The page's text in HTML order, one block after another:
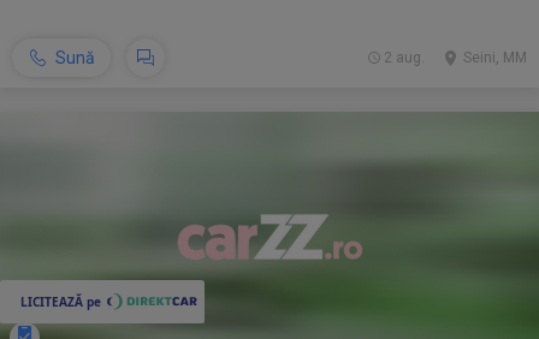
Sună Seini, MM
2 aug.